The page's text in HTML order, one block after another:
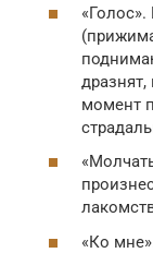
дразнят,
момент
«Ко